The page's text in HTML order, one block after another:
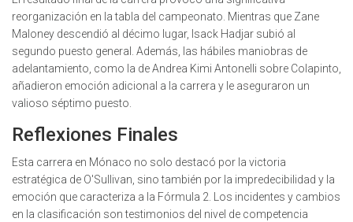
reorganización en la tabla del campeonato. Mientras que Zane
Maloney descendió al décimo lugar, Isack Hadjar subió al
segundo puesto general. Además, las hábiles maniobras de
adelantamiento, como la de Andrea Kimi Antonelli sobre Colapinto,
añadieron emoción adicional a la carrera y le aseguraron un
valioso séptimo puesto.
Reflexiones Finales
Esta carrera en Mónaco no solo destacó por la victoria
estratégica de O'Sullivan, sino también por la impredecibilidad y la
emoción que caracteriza a la Fórmula 2. Los incidentes y cambios
en la clasificación son testimonios del nivel de competencia